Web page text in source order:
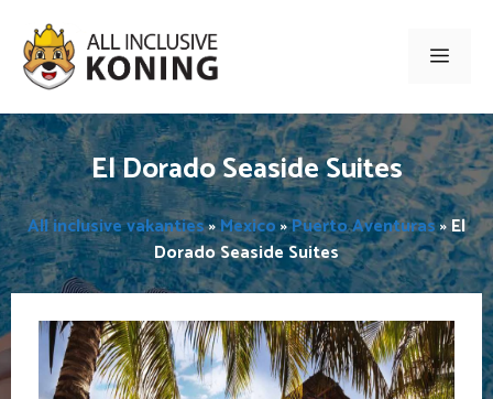
naar
inhoud
Menu
El Dorado Seaside Suites
All inclusive vakanties»Mexico»Puerto Aventuras»El
Dorado Seaside Suites